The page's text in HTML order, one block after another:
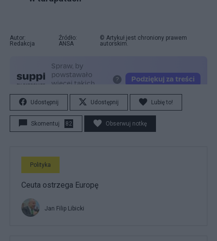
Autor:
Redakcja
Źródło:
ANSA
© Artykuł jest chroniony prawem
autorskim.
Udostępnij Udostępnij Lubię to!
Skomentuj 82 Obserwuj notkę
Polityka
Ceuta ostrzega Europę
Jan Filip Libicki